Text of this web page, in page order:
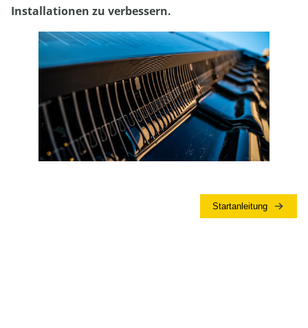
Installationen zu verbessern.
Startanleitung